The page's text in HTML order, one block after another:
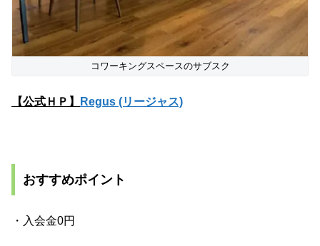
コワーキングスペースのサブスク
【公式ＨＰ】 Regus (リージャス)
おすすめポイント
・入会金0円